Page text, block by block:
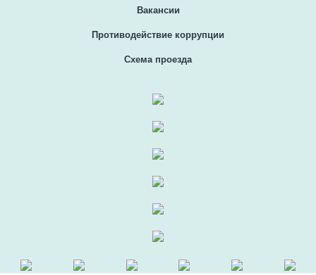
Вакансии
Противодействие коррупции
Схема проезда